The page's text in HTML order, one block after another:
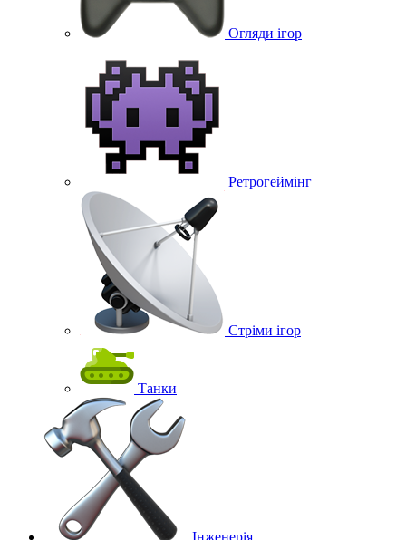
Огляди ігор
Ретрогеймінг
Стріми ігор
Танки
Інженерія